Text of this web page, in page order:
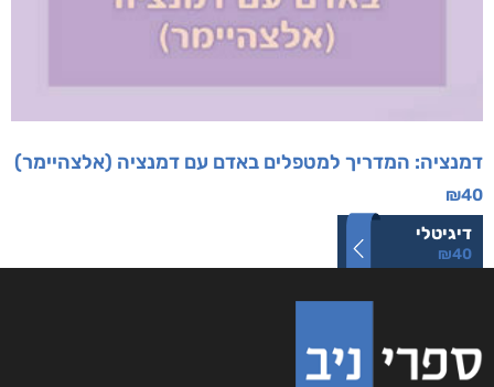
דמנציה: המדריך למטפלים באדם עם דמנציה (אלצהיימר)
₪40
דיגיטלי
₪40